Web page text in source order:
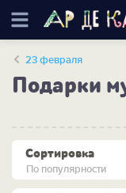
23 февраля
Подарки
По популярности
Сортировка